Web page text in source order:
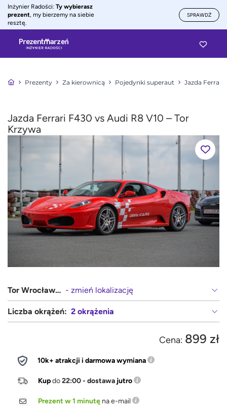
Inżynier Radości: Ty wybierasz
prezent, my bierzemy na siebie
resztę.
SPRAWDŹ
Prezenty Za kierownicą Pojedynki superaut Jazda Ferrari
Jazda Ferrari F430 vs Audi R8 V10 – Tor
Krzywa
Tor Wrocław-Krzywa (Bolesławiec, Legnica) - zmień lokalizację
Liczba okrążeń: 2 okrążenia
Cena: 899 zł
10k+ atrakcji i darmowa wymiana
Kupdo22:00 - dostawa jutro
Prezent w 1 minutę na e-mail